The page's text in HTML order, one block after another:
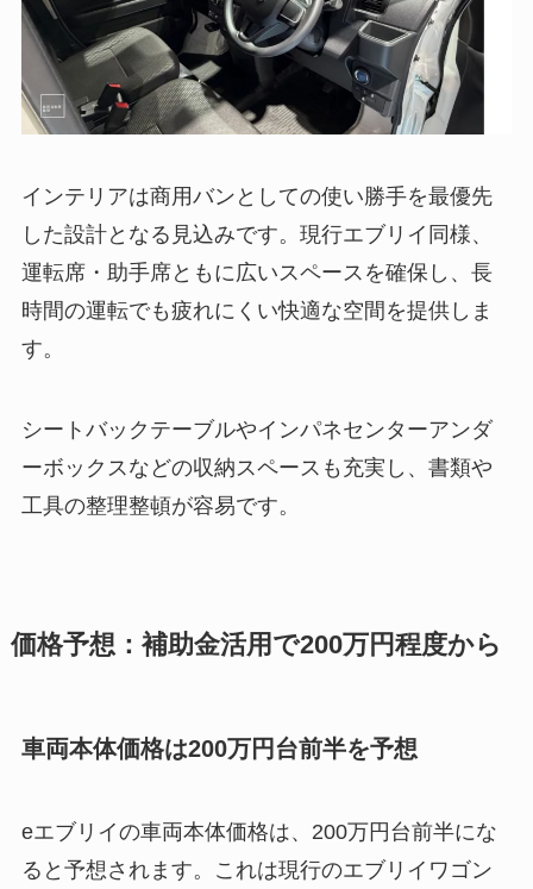
インテリアは商用バンとしての使い勝手を最優先
した設計となる見込みです。現行エブリイ同様、
運転席・助手席ともに広いスペースを確保し、長
時間の運転でも疲れにくい快適な空間を提供しま
す。
シートバックテーブルやインパネセンターアンダ
ーボックスなどの収納スペースも充実し、書類や
工具の整理整頓が容易です。
価格予想：補助金活用で200万円程度から
車両本体価格は200万円台前半を予想
eエブリイの車両本体価格は、200万円台前半にな
ると予想されます。これは現行のエブリイワゴン